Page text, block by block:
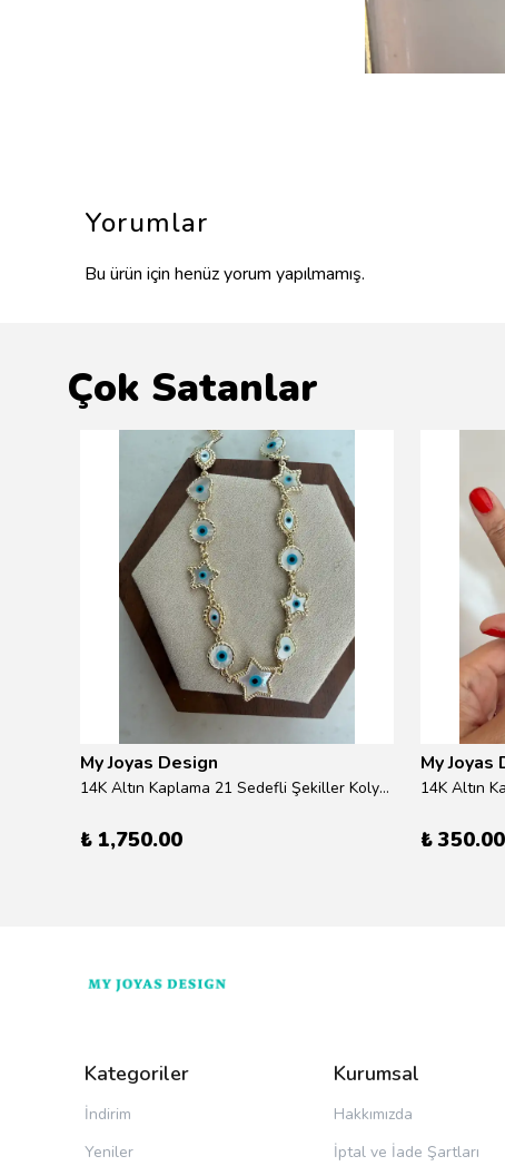
Yorumlar
Bu ürün için henüz yorum yapılmamış.
Çok Satanlar
My Joyas Design
14K Altın Kaplama 21 Sedefli Şekiller Kolye 46cm
₺ 1,750.00
My Joyas
14K Altın
₺ 350.00
Kategoriler
İndirim
Yeniler
Kurumsal
Hakkımızda
İptal ve İade Şartları